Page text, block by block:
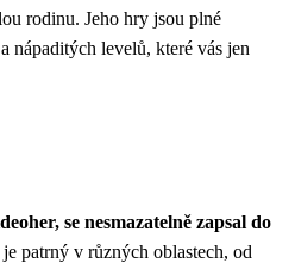
rodinu. Jeho hry jsou plné
nápaditých levelů, které vás jen
se nesmazatelně zapsal do
patrný v různých oblastech, od